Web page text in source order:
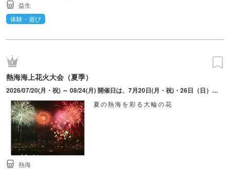
益生
体験・遊び
熱海海上花火大会（夏季）
2026/07/20(月・祝) ～ 08/24(月) 開催日は、7月20日(月・祝)・26日（日）、8月5日(水)・9日(日)・18日(火)・24日(月)。打上時間は変更となる場合あり。
夏の熱海を彩る大輪の花
熱海